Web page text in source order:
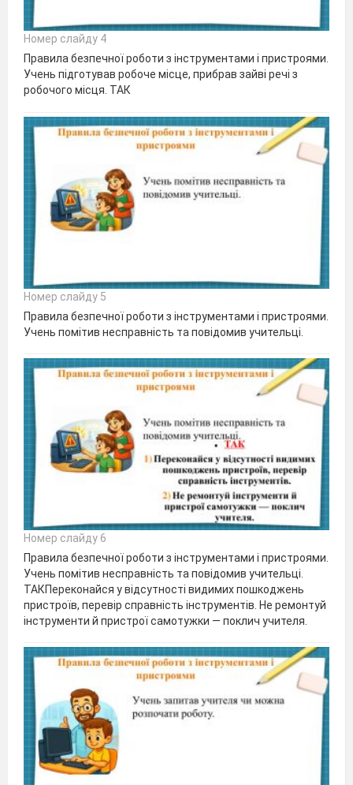
Номер слайду 4
Правила безпечної роботи з інструментами і пристроями.
Учень підготував робоче місце, прибрав зайві речі з
робочого місця. ТАК
Номер слайду 5
Правила безпечної роботи з інструментами і пристроями.
Учень помітив несправність та повідомив учительці.
Номер слайду 6
Правила безпечної роботи з інструментами і пристроями.
Учень помітив несправність та повідомив учительці.
ТАКПереконайся у відсутності видимих пошкоджень
пристроїв, перевір справність інструментів. Не ремонтуй
інструменти й пристрої самотужки — поклич учителя.